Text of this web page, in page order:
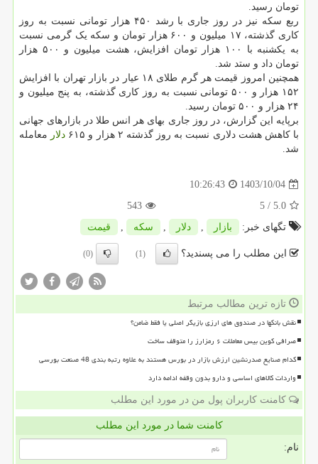
تومان رسید.
ربع سکه نیز در روز جاری با رشد ۴۵۰ هزار تومانی نسبت به روز
کاری گذشته، ۱۷ میلیون و ۶۰۰ هزار تومان و سکه یک گرمی نسبت
به یکشنبه با ۱۰۰ هزار تومان افزایش، هشت میلیون و ۵۰۰ هزار
تومان داد و ستد شد.
همچنین امروز قیمت هر گرم طلای ۱۸ عیار در بازار تهران با افزایش
۱۵۲ هزار و ۵۰۰ تومانی نسبت به روز کاری گذشته، به پنج میلیون و
۲۴ هزار و ۵۰۰ تومان رسید.
برپایه این گزارش، در روز جاری بهای هر انس طلا در بازارهای جهانی
با کاهش هشت دلاری نسبت به روز گذشته ۲ هزار و ۶۱۵
دلار معامله
شد.
1403/10/04
10:26:43
5.0
/ 5
543
تگهای خبر:
بازار , دلار , سكه , قیمت
این مطلب را می پسندید؟ (1)
(0)
تازه ترین مطالب مرتبط
نقش بانکها در صندوق های ارزی بازیگر اصلی یا فقط ضامن؟
صرافی کوین بیس معاملات ۶ رمزارز را متوقف ساخت
کدام صنایع صدرنشین ارزش بازار در بورس هستند به علاوه رتبه بندی 48 صنعت بورسی
واردات کالاهای اساسی و دارو بدون وقفه ادامه دارد
کامنت کاربران پول من در مورد این مطلب
کامنت شما در مورد این مطلب
نام: